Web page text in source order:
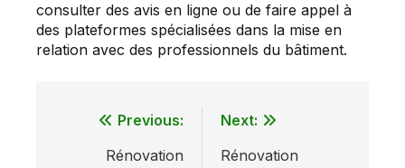
consulter des avis en ligne ou de faire appel à
des plateformes spécialisées dans la mise en
relation avec des professionnels du bâtiment.
Navigation
Previous:
Rénovation
Next:
Rénovation